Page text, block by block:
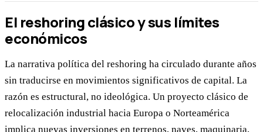
El reshoring clásico y sus límites
económicos
La narrativa política del reshoring ha circulado durante años
sin traducirse en movimientos significativos de capital. La
razón es estructural, no ideológica. Un proyecto clásico de
relocalización industrial hacia Europa o Norteamérica
implica nuevas inversiones en terrenos, naves, maquinaria,